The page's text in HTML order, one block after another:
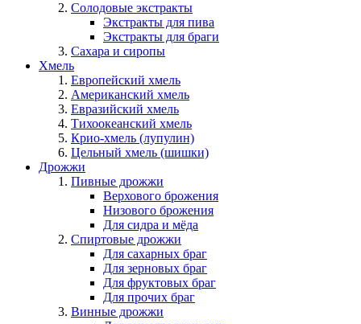
Солодовые экстракты
Экстракты для пива
Экстракты для браги
Сахара и сиропы
Хмель
Европейский хмель
Американский хмель
Евразийский хмель
Тихоокеанский хмель
Крио-хмель (лупулин)
Цельный хмель (шишки)
Дрожжи
Пивные дрожжи
Верхового брожения
Низового брожения
Для сидра и мёда
Спиртовые дрожжи
Для сахарных браг
Для зерновых браг
Для фруктовых браг
Для прочих браг
Винные дрожжи